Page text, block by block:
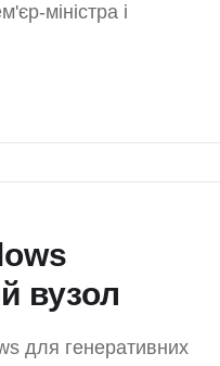
міністра і
вузол
для генеративних